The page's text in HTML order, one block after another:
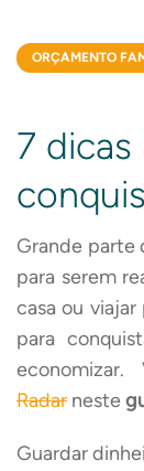
ORÇAMENTO
7 dicas
Grande parte
para serem
casa ou
para
Radar neste
Guardar